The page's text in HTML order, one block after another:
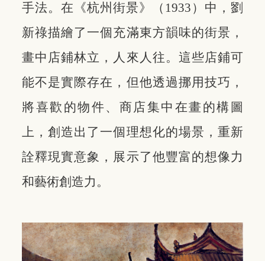
手法。在《杭州街景》（1933）中，劉
新祿描繪了一個充滿東方韻味的街景，
畫中店鋪林立，人來人往。這些店鋪可
能不是實際存在，但他透過挪用技巧，
將喜歡的物件、商店集中在畫的構圖
上，創造出了一個理想化的場景，重新
詮釋現實意象，展示了他豐富的想像力
和藝術創造力。